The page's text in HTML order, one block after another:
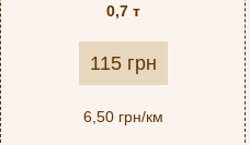
0,7 т
115 грн
6,50 грн/км